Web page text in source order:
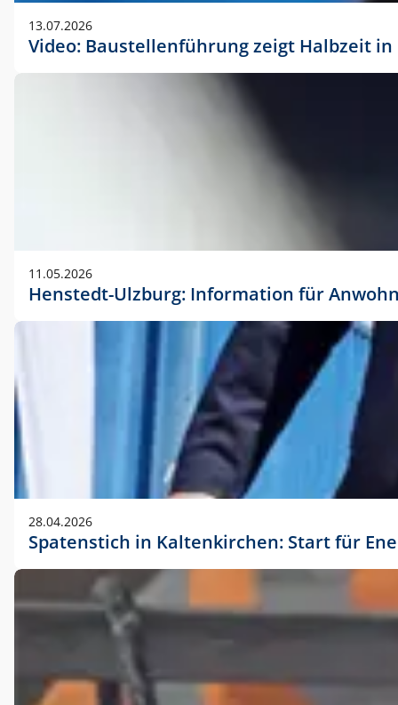
13.07.2026
Video: Baustellenführung zeigt Halbzeit
11.05.2026
Henstedt-Ulzburg: Information für
28.04.2026
Spatenstich in Kaltenkirchen: Start für